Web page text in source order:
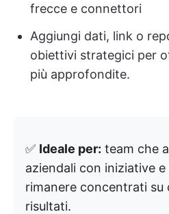
frecce e connettori
Aggiungi dati, link o
obiettivi strategici per
più approfondite.
✅ Ideale per: team che
aziendali con iniziative
rimanere concentrati su
risultati.